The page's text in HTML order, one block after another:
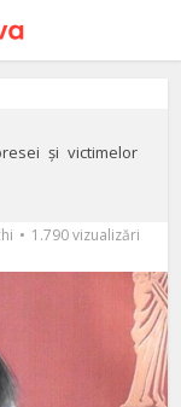
și victimelor
de
1.790 vizualizări